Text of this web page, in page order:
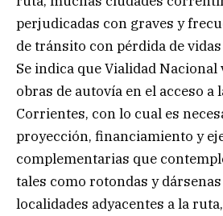
perjudicadas con graves y
de tránsito con pérdida de
Se indica que Vialidad
obras de autovía en el acceso a
Corrientes, con lo cual es
proyección, financiamiento y
complementarias que
tales como rotondas y dársenas
localidades adyacentes a la